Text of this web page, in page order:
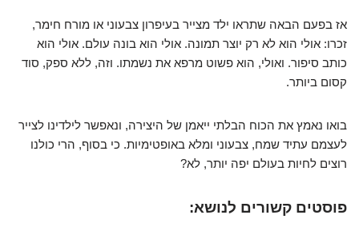
אז בפעם הבאה שתראו ילד מצייר בעיפרון צבעוני או מורח חימר,
זכרו: אולי הוא לא רק יוצר תמונה. אולי הוא בונה עולם. אולי הוא
כותב סיפור. ואולי, הוא פשוט מרפא את נשמתו. וזה, ללא ספק, סוד
קסום ביותר.
בואו נאמץ את הכוח הבלתי ייאמן של היצירה, ונאפשר לילדינו לצייר
לעצמם עתיד שמח, צבעוני ומלא באופטימיות. כי בסוף, הרי כולנו
רוצים לחיות בעולם יפה יותר, לא?
פוסטים קשורים לנושא: